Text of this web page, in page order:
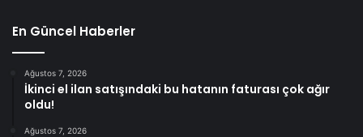
En Güncel Haberler
Ağustos 7, 2026
İkinci el ilan satışındaki bu hatanın faturası çok ağır
oldu!
Ağustos 7, 2026